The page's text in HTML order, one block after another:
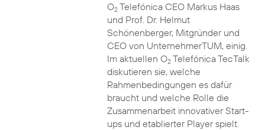
O2Telefónica CEO Markus Haas
und Prof. Dr. Helmut
Schönenberger, Mitgründer und
CEO von UnternehmerTUM, einig.
Im aktuellen O2Telefónica TecTalk
diskutieren sie, welche
Rahmenbedingungen es dafür
braucht und welche Rolle die
Zusammenarbeit innovativer Start-
ups und etablierter Player spielt.